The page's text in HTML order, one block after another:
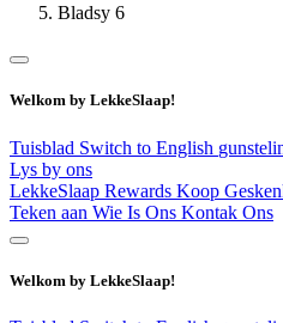
Bladsy 6
Welkom by LekkeSlaap!
Tuisblad Switch to English
Lys by ons
LekkeSlaap Rewards Koop
Teken aan Wie Is Ons Kontak Ons
Welkom by LekkeSlaap!